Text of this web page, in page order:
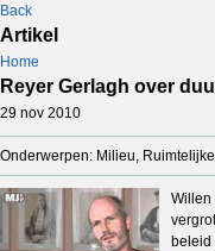
Back
Artikel
Home
Reyer Gerlagh over
29 nov 2010
Onderwerpen: Milieu,
Willen
beleid